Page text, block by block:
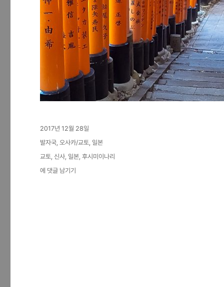
작
성
자
2017년 12월 28일
카
테
리
발자국,오사카/교토,일본
태
그
교토,신사,일본,후시미이나리
교
에 댓글 남기기